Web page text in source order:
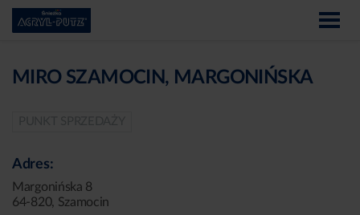
MIRO SZAMOCIN, MARGONIŃSKA
Adres:
Margonińska 8
64-820, Szamocin